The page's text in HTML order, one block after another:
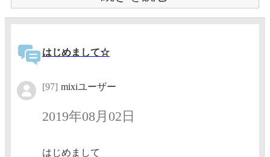
はじめまして☆
[97] mixiユーザー
2019年08月02日
はじめまして